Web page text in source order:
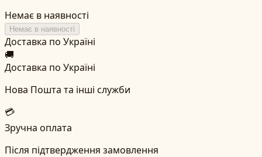
Немає в наявності
Немає в наявності
Доставка по Україні
🚚
Доставка по Україні
Нова Пошта та інші служби
💳
Зручна оплата
Після підтвердження замовлення